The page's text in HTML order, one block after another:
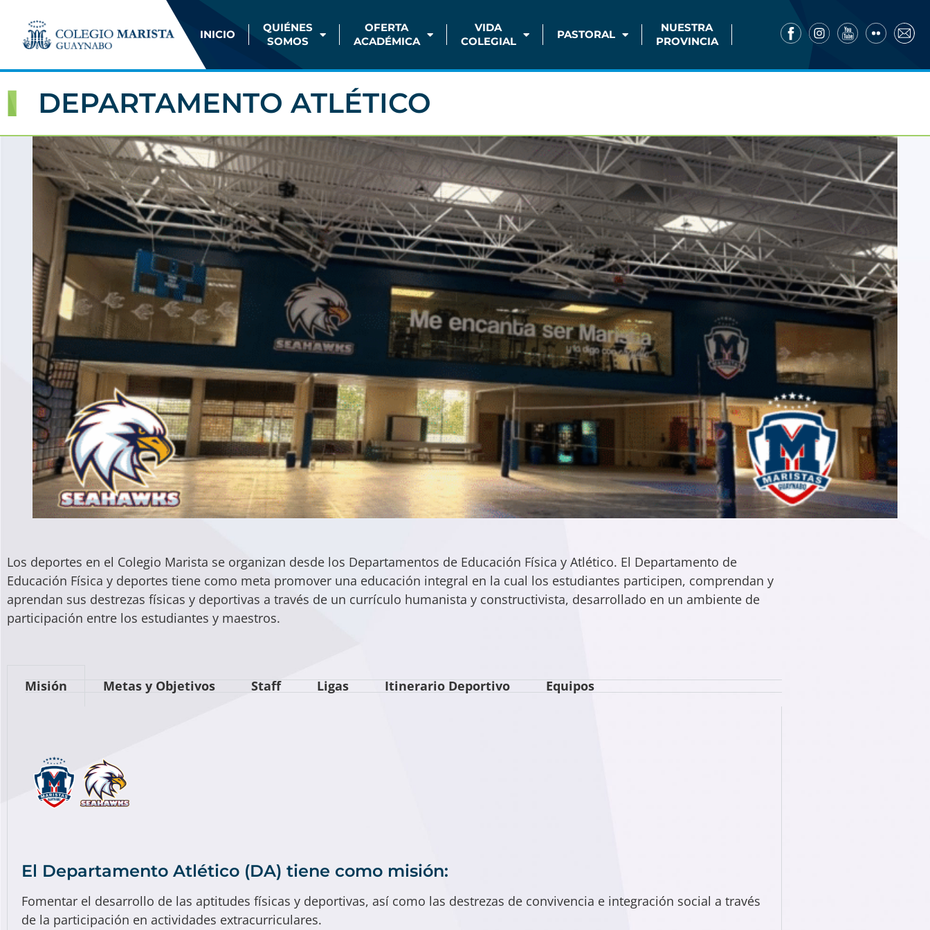
INICIO
QUIÉNES
SOMOS
OFERTA
ACADÉMICA
VIDA
COLEGIAL
PASTORAL
NUESTRA
PROVINCIA
DEPARTAMENTO ATLÉTICO
Los deportes en el Colegio Marista se organizan desde los Departamentos de Educación Física y Atlético. El Departamento de
Educación Física y deportes tiene como meta promover una educación integral en la cual los estudiantes participen, comprendan y
aprendan sus destrezas físicas y deportivas a través de un currículo humanista y constructivista, desarrollado en un ambiente de
participación entre los estudiantes y maestros.
Misión Metas y Objetivos Staff Ligas Itinerario Deportivo Equipos
El Departamento Atlético (DA) tiene como misión:
Fomentar el desarrollo de las aptitudes físicas y deportivas, así como las destrezas de convivencia e integración social a través
de la participación en actividades extracurriculares.